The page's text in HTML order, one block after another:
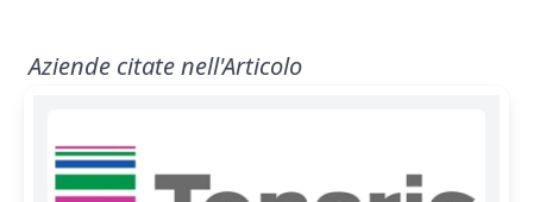
Aziende citate nell'Articolo